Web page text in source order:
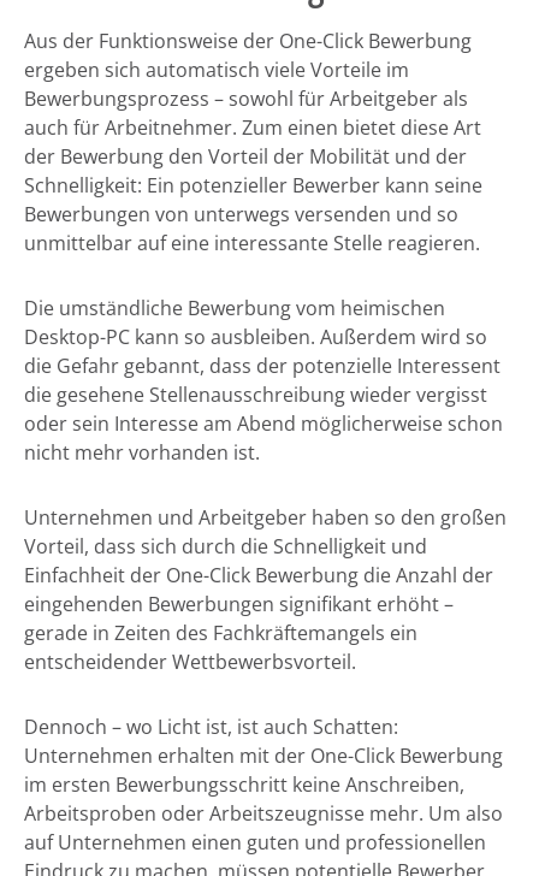
Aus der Funktionsweise der One-Click Bewerbung
ergeben sich automatisch viele Vorteile im
Bewerbungsprozess – sowohl für Arbeitgeber als
auch für Arbeitnehmer. Zum einen bietet diese Art
der Bewerbung den Vorteil der Mobilität und der
Schnelligkeit: Ein potenzieller Bewerber kann seine
Bewerbungen von unterwegs versenden und so
unmittelbar auf eine interessante Stelle reagieren.
Die umständliche Bewerbung vom heimischen
Desktop-PC kann so ausbleiben. Außerdem wird so
die Gefahr gebannt, dass der potenzielle Interessent
die gesehene Stellenausschreibung wieder vergisst
oder sein Interesse am Abend möglicherweise schon
nicht mehr vorhanden ist.
Unternehmen und Arbeitgeber haben so den großen
Vorteil, dass sich durch die Schnelligkeit und
Einfachheit der One-Click Bewerbung die Anzahl der
eingehenden Bewerbungen signifikant erhöht –
gerade in Zeiten des Fachkräftemangels ein
entscheidender Wettbewerbsvorteil.
Dennoch – wo Licht ist, ist auch Schatten:
Unternehmen erhalten mit der One-Click Bewerbung
im ersten Bewerbungsschritt keine Anschreiben,
Arbeitsproben oder Arbeitszeugnisse mehr. Um also
auf Unternehmen einen guten und professionellen